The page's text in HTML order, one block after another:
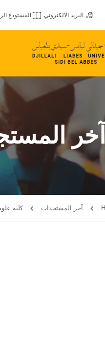
البريد الالكتروني المستودع
آخر
آخر المستجدات كلية